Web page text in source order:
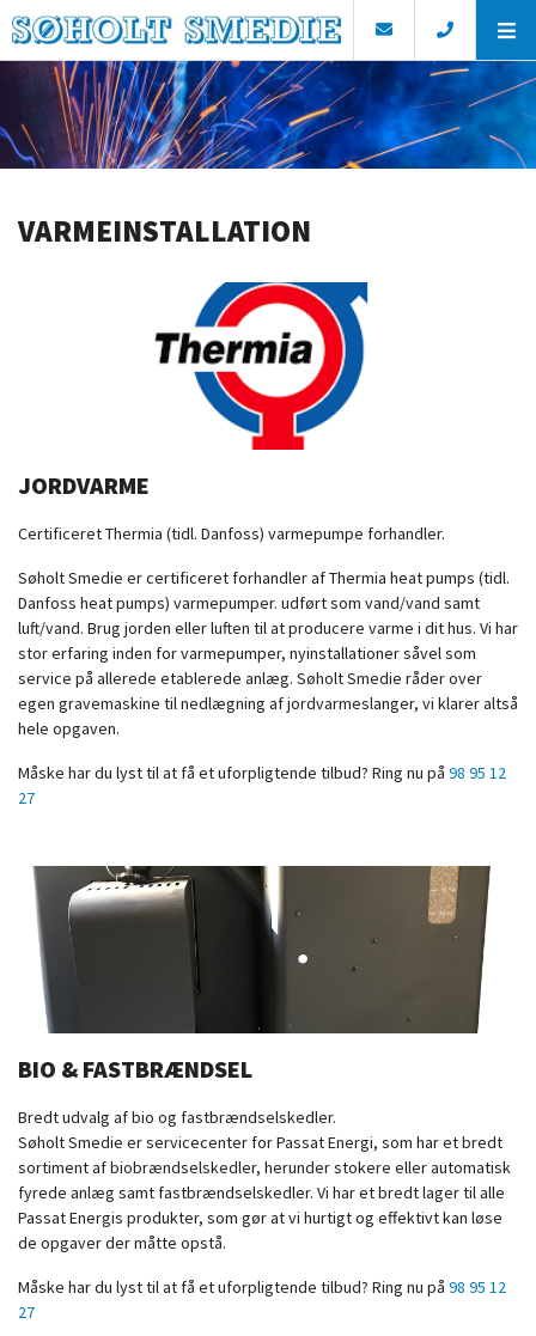
VARMEINSTALLATION
JORDVARME
Certificeret Thermia (tidl. Danfoss) varmepumpe forhandler.
Søholt Smedie er certificeret forhandler af Thermia heat pumps (tidl.
Danfoss heat pumps) varmepumper. udført som vand/vand samt
luft/vand. Brug jorden eller luften til at producere varme i dit hus. Vi har
stor erfaring inden for varmepumper, nyinstallationer såvel som
service på allerede etablerede anlæg. Søholt Smedie råder over
egen gravemaskine til nedlægning af jordvarmeslanger, vi klarer altså
hele opgaven.
Måske har du lyst til at få et uforpligtende tilbud? Ring nu på 98 95 12
27
BIO & FASTBRÆNDSEL
Bredt udvalg af bio og fastbrændselskedler.
Søholt Smedie er servicecenter for Passat Energi, som har et bredt
sortiment af biobrændselskedler, herunder stokere eller automatisk
fyrede anlæg samt fastbrændselskedler. Vi har et bredt lager til alle
Passat Energis produkter, som gør at vi hurtigt og effektivt kan løse
de opgaver der måtte opstå.
Måske har du lyst til at få et uforpligtende tilbud? Ring nu på 98 95 12
27